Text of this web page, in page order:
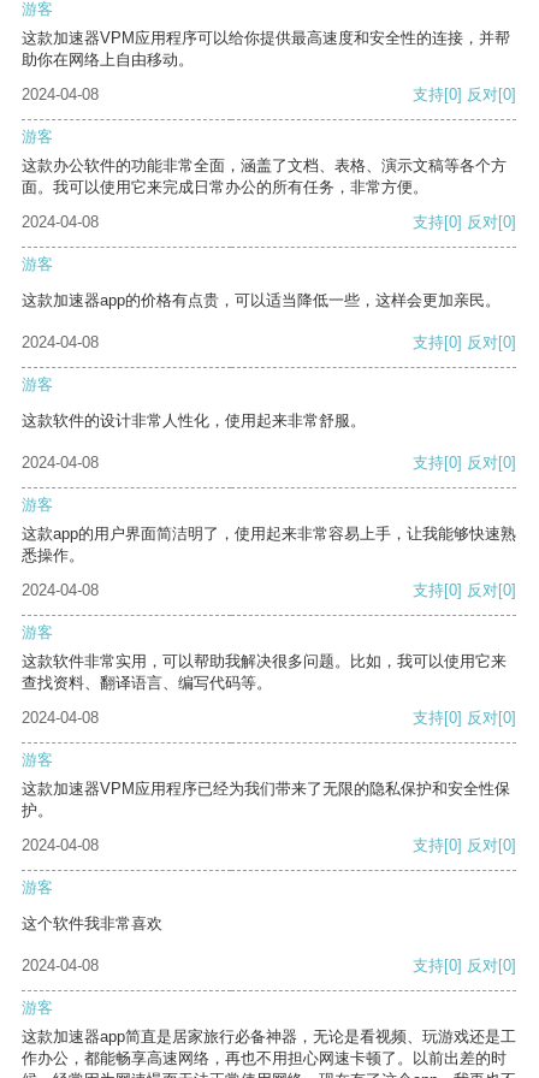
游客
这款加速器VPM应用程序可以给你提供最高速度和安全性的连接，并帮
助你在网络上自由移动。
2024-04-08
支持[0] 反对[0]
游客
这款办公软件的功能非常全面，涵盖了文档、表格、演示文稿等各个方
面。我可以使用它来完成日常办公的所有任务，非常方便。
2024-04-08
支持[0] 反对[0]
游客
这款加速器app的价格有点贵，可以适当降低一些，这样会更加亲民。
2024-04-08 支持[0] 反对[0]
游客
这款软件的设计非常人性化，使用起来非常舒服。
2024-04-08 支持[0] 反对[0]
游客
这款app的用户界面简洁明了，使用起来非常容易上手，让我能够快速熟
悉操作。
2024-04-08
支持[0] 反对[0]
游客
这款软件非常实用，可以帮助我解决很多问题。比如，我可以使用它来
查找资料、翻译语言、编写代码等。
2024-04-08
支持[0] 反对[0]
游客
这款加速器VPM应用程序已经为我们带来了无限的隐私保护和安全性保
护。
2024-04-08
支持[0] 反对[0]
游客
这个软件我非常喜欢
2024-04-08 支持[0] 反对[0]
游客
这款加速器app简直是居家旅行必备神器，无论是看视频、玩游戏还是工
作办公，都能畅享高速网络，再也不用担心网速卡顿了。以前出差的时